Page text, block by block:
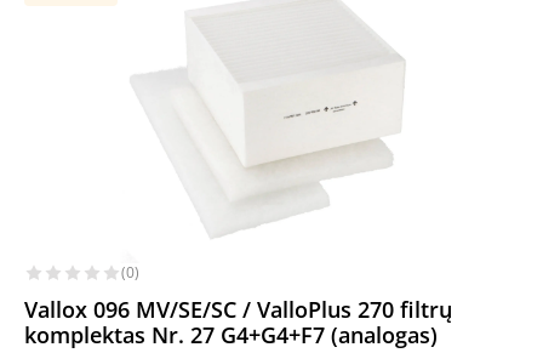
(0)
Vallox 096 MV/SE/SC / ValloPlus 270 filtrų
komplektas Nr. 27 G4+G4+F7 (analogas)